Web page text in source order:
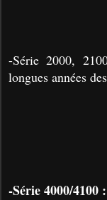
-Série 2000,
longues années
-Série 4000/4100 :